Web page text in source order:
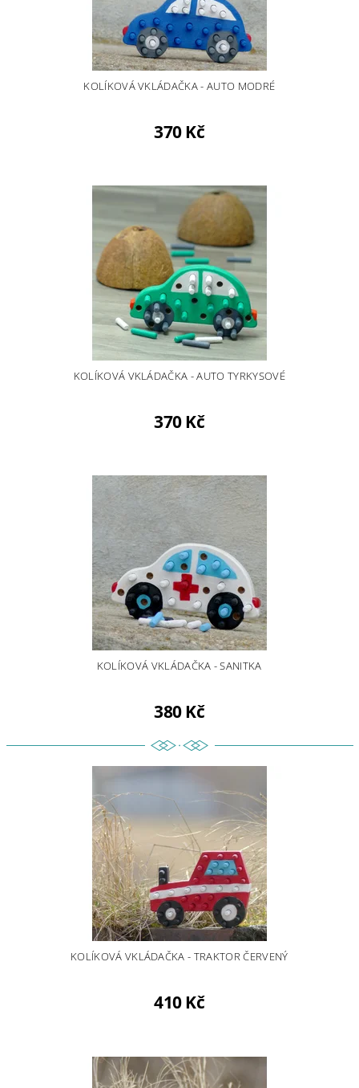
KOLÍKOVÁ VKLÁDAČKA - AUTO MODRÉ
370 Kč
KOLÍKOVÁ VKLÁDAČKA - AUTO TYRKYSOVÉ
370 Kč
KOLÍKOVÁ VKLÁDAČKA - SANITKA
380 Kč
KOLÍKOVÁ VKLÁDAČKA - TRAKTOR ČERVENÝ
410 Kč